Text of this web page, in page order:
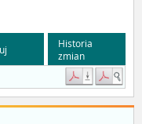
Historia
zmian